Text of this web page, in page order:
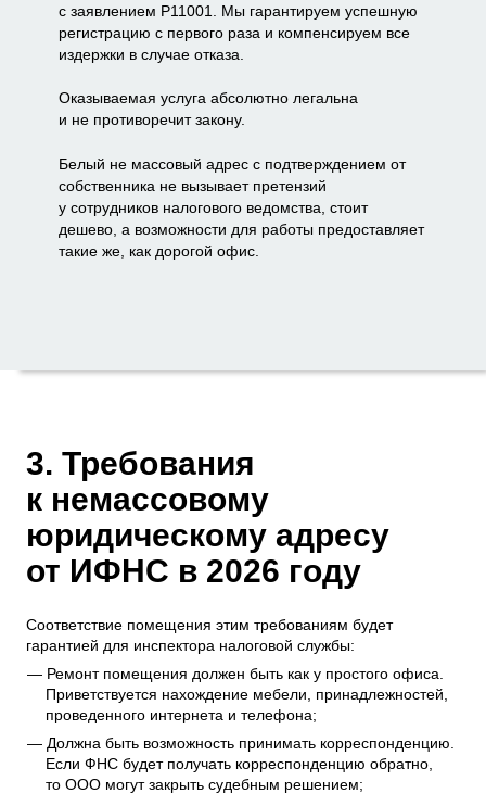
с заявлением Р11001. Мы гарантируем успешную
регистрацию с первого раза и компенсируем все
издержки в случае отказа.
Оказываемая услуга абсолютно легальна
и не противоречит закону.
Белый не массовый адрес с подтверждением от
собственника не вызывает претензий
у сотрудников налогового ведомства, стоит
дешево, а возможности для работы предоставляет
такие же, как дорогой офис.
3. Требования
к немассовому
юридическому адресу
от ИФНС в 2026 году
Соответствие помещения этим требованиям будет
гарантией для инспектора налоговой службы:
Ремонт помещения должен быть как у простого офиса.
Приветствуется нахождение мебели, принадлежностей,
проведенного интернета и телефона;
Должна быть возможность принимать корреспонденцию.
Если ФНС будет получать корреспонденцию обратно,
то ООО могут закрыть судебным решением;